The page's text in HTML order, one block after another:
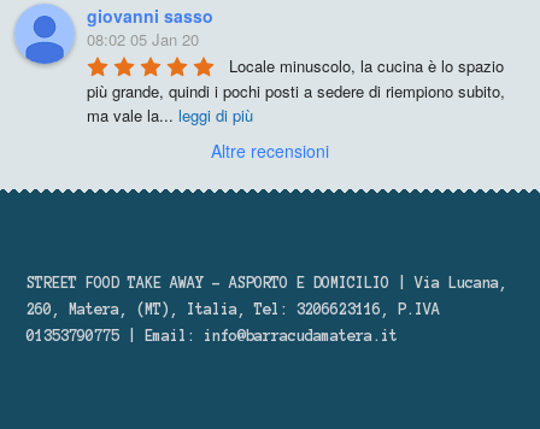
giovanni sasso
08:02 05 Jan 20
Locale minuscolo, la cucina è lo spazio
più grande, quindi i pochi posti a sedere di riempiono subito,
ma vale la... leggi di più
Altre recensioni
STREET FOOD TAKE AWAY – ASPORTO E DOMICILIO | Via Lucana,
260, Matera, (MT), Italia, Tel: 3206623116, P.IVA
01353790775 | Email: info@barracudamatera.it